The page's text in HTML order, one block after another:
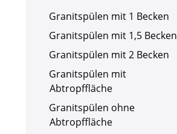
Granitspülen mit 1 Becken
Granitspülen mit 1,5 Becken
Granitspülen mit 2 Becken
Granitspülen mit
Abtropffläche
Granitspülen ohne
Abtropffläche